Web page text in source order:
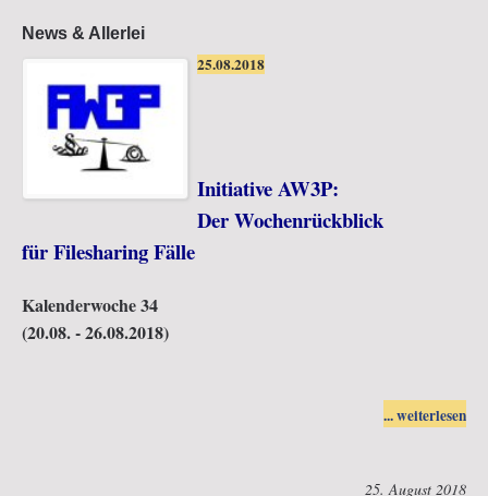
News & Allerlei
25.08.2018
Initiative AW3P:
Der Wochenrückblick
für Filesharing Fälle
Kalenderwoche 34
(20.08. - 26.08.2018)
... weiterlesen
25. August 2018